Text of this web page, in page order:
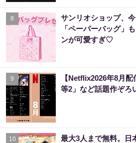
8
サンリオショップ、
「ペーパーバッグ」
ンが可愛すぎ♡
9
【Netflix2026年8月
等2」など話題作ぞろ
10
最大3人まで無料。日